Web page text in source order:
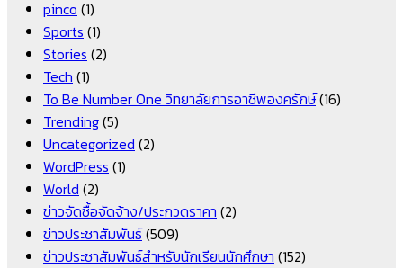
pinco (1)
Sports (1)
Stories (2)
Tech (1)
To Be Number One วิทยาลัยการอาชีพองครักษ์(16)
Trending(5)
Uncategorized (2)
WordPress (1)
World (2)
ข่าวจัดซื้อจัดจ้าง/ประกวดราคา (2)
ข่าวประชาสัมพันธ์(509)
ข่าวประชาสัมพันธ์สำหรับนักเรียนนักศึกษา (152)